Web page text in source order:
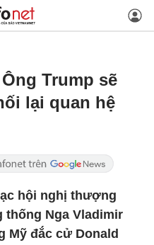
Trump sẽ
lại quan hệ
hội nghị thượng
thống Nga Vladimir
Mỹ đắc cử Donald